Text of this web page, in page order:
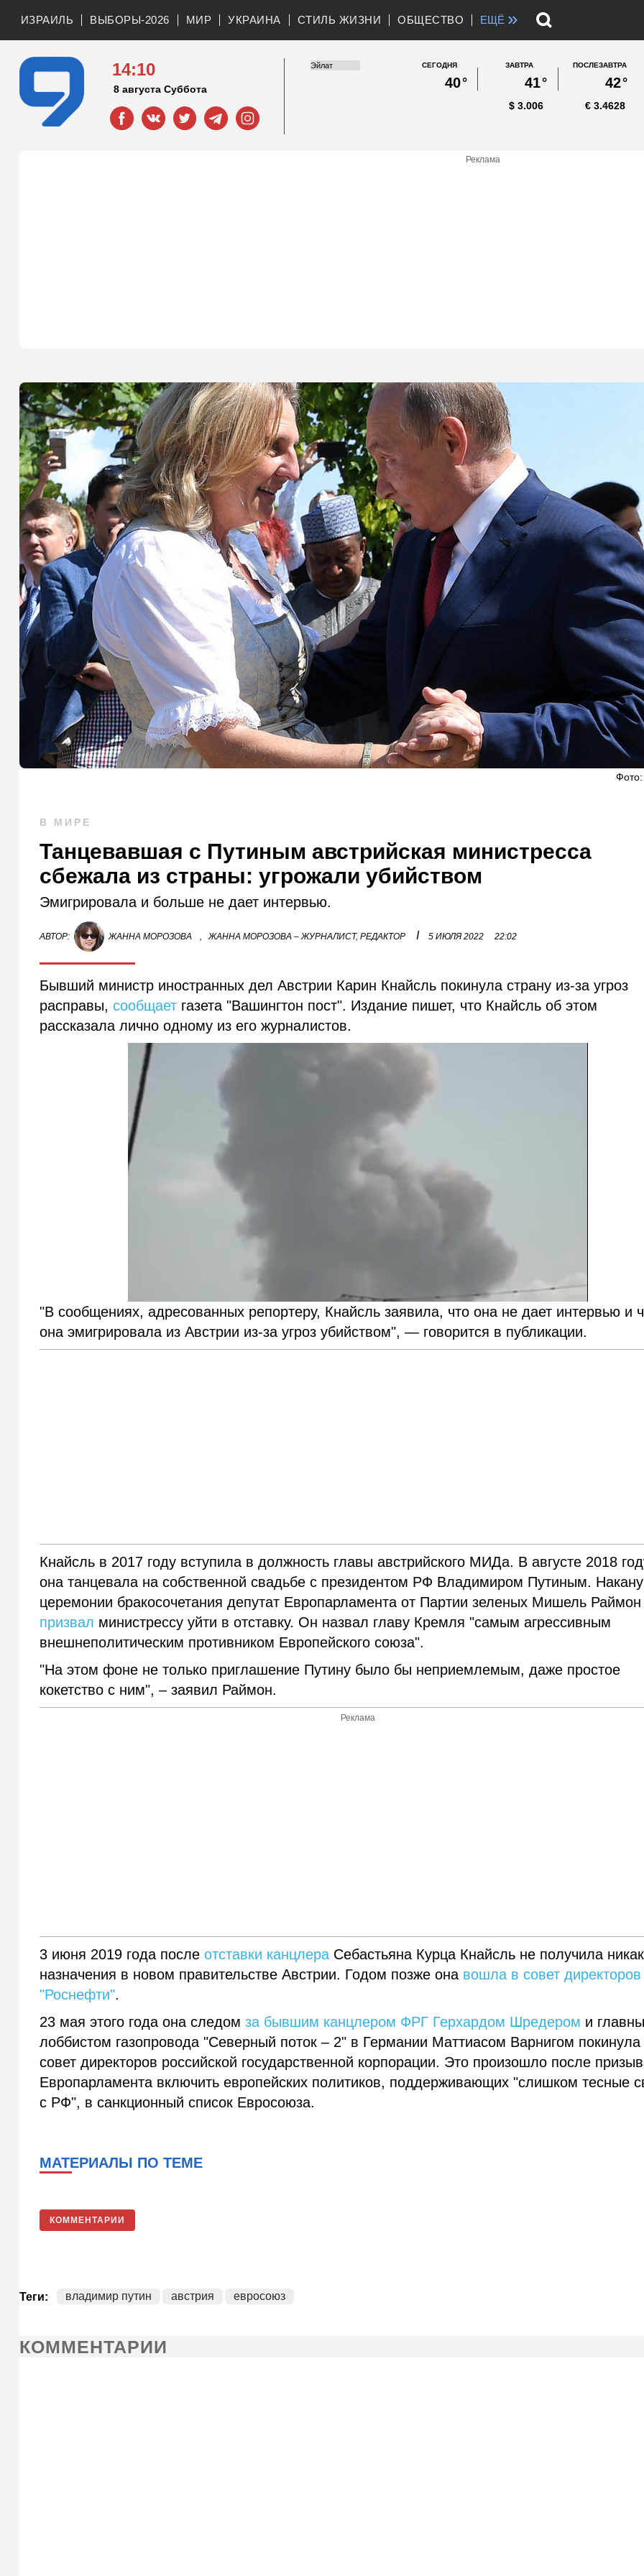
ИЗРАИЛЬ ВЫБОРЫ-2026 МИР УКРАИНА СТИЛЬ ЖИЗНИ ОБЩЕСТВО ЕЩЁ »
14:10
8 августа Суббота
СЕГОДНЯ
40°
ЗАВТРА
41°
ПОСЛЕЗАВТРА
42°
3.006
$ 3.4628
€
Реклама
Фото:
В МИРЕ
Танцевавшая с Путиным австрийская министресса
сбежала из страны: угрожали убийством
Эмигрировала и больше не дает интервью.
АВТОР: ЖАННА МОРОЗОВА , ЖАННА МОРОЗОВА – ЖУРНАЛИСТ, РЕДАКТОР I 5 ИЮЛЯ 2022 22:02
Бывший министр иностранных дел Австрии Карин Кнайсль покинула страну из-за угроз
расправы,сообщает газета "Вашингтон пост". Издание пишет, что Кнайсль об этом
рассказала лично одному из его журналистов.
"В сообщениях, адресованных репортеру, Кнайсль заявила, что она не дает интервью и
она эмигрировала из Австрии из-за угроз убийством", — говорится в публикации.
Кнайсль в 2017 году вступила в должность главы австрийского МИДа. В августе 2018
она танцевала на собственной свадьбе с президентом РФ Владимиром Путиным.
церемонии бракосочетания депутат Европарламента от Партии зеленых Мишель Раймон
призвал министрессу уйти в отставку. Он назвал главу Кремля "самым агрессивным
внешнеполитическим противником Европейского союза".
"На этом фоне не только приглашение Путину было бы неприемлемым, даже простое
кокетство с ним", – заявил Раймон.
Реклама
3 июня 2019 года послеотставки канцлера Себастьяна Курца Кнайсль не получила
назначения в новом правительстве Австрии. Годом позже она вошла в совет директоров
"Роснефти".
23 мая этого года она следомза бывшим канцлером ФРГ Герхардом Шредером и
лоббистом газопровода "Северный поток – 2" в Германии Маттиасом Варнигом покинула
совет директоров российской государственной корпорации. Это произошло после
Европарламента включить европейских политиков, поддерживающих "слишком тесные
с РФ", в санкционный список Евросоюза.
МАТЕРИАЛЫ ПО ТЕМЕ
КОММЕНТАРИИ
Теги: владимир путин австрия евросоюз
КОММЕНТАРИИ